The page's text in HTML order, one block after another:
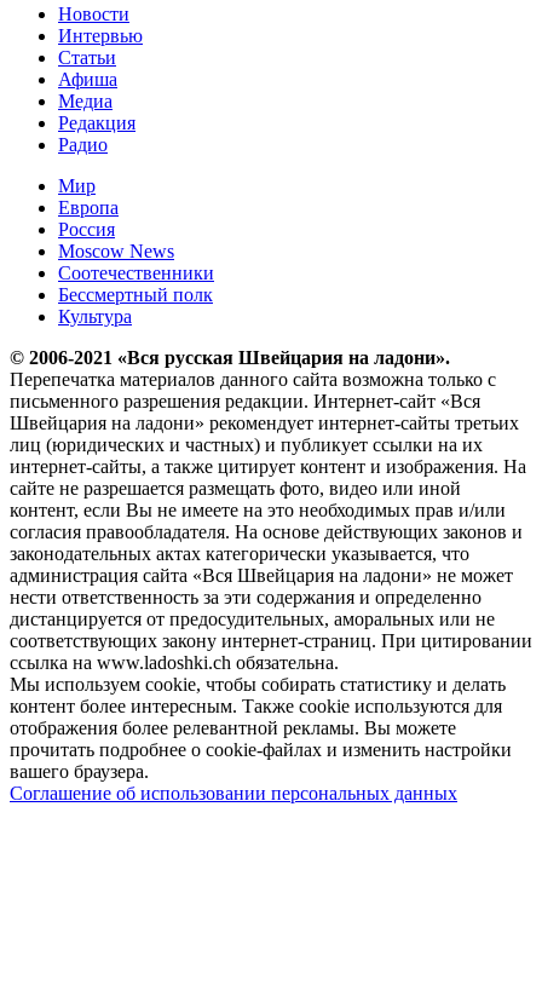
Новости
Интервью
Статьи
Афиша
Медиа
Редакция
Радио
Мир
Европа
Россия
Moscow News
Соотечественники
Бессмертный полк
Культура
© 2006-2021 «Вся русская Швейцария на ладони».
Перепечатка материалов данного сайта возможна только с
письменного разрешения редакции. Интернет-сайт «Вся
Швейцария на ладони» рекомендует интернет-сайты третьих
лиц (юридических и частных) и публикует ссылки на их
интернет-сайты, а также цитирует контент и изображения. На
сайте не разрешается размещать фото, видео или иной
контент, если Вы не имеете на это необходимых прав и/или
согласия правообладателя. На основе действующих законов и
законодательных актах категорически указывается, что
администрация сайта «Вся Швейцария на ладони» не может
нести ответственность за эти содержания и определенно
дистанцируется от предосудительных, аморальных или не
соответствующих закону интернет-страниц. При цитировании
ссылка на www.ladoshki.ch обязательна.
Мы используем cookie, чтобы собирать статистику и делать
контент более интересным. Также cookie используются для
отображения более релевантной рекламы. Вы можете
прочитать подробнее о cookie-файлах и изменить настройки
вашего браузера.
Соглашение об использовании персональных данных